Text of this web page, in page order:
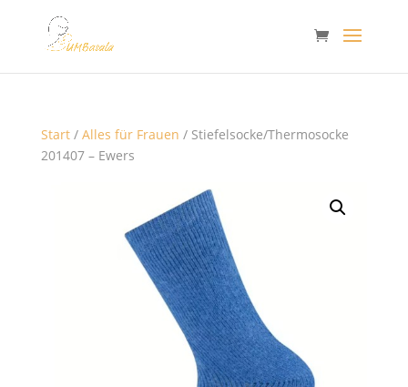
Start/ Alles für Frauen / Stiefelsocke/Thermosocke
201407 – Ewers